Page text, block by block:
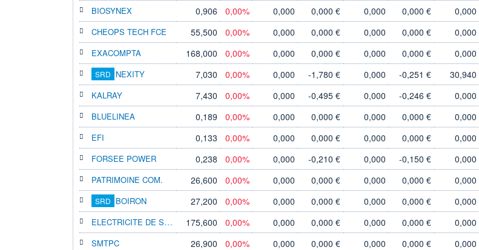
BIOSYNEX 0,906 0,00% 0,000 0,000 € 0,000 0,000 € 0,000
CHEOPS TECH FCE 55,500 0,00% 0,000 0,000 € 0,000 0,000 € 0,000
EXACOMPTA 168,000 0,00% 0,000 0,000 € 0,000 0,000 € 0,000
SRD NEXITY 7,030 0,00% 0,000 -1,780 € 0,000 -0,251 € 30,940
KALRAY 7,430 0,00% 0,000 -0,495 € 0,000 -0,246 € 0,000
BLUELINEA 0,189 0,00% 0,000 0,000 € 0,000 0,000 € 0,000
EFI 0,133 0,00% 0,000 0,000 € 0,000 0,000 € 0,000
FORSEE POWER 0,238 0,00% 0,000 -0,210 € 0,000 -0,150 € 0,000
PATRIMOINE COM. 26,600 0,00% 0,000 0,000 € 0,000 0,000 € 0,000
SRD BOIRON 27,200 0,00% 0,000 0,000 € 0,000 0,000 € 0,000
ELECTRICITE DE STRASBOURG
175,600 0,00% 0,000 0,000 € 0,000 0,000 € 0,000
SMTPC 26,900 0,00% 0,000 0,000 € 0,000 0,000 € 0,000